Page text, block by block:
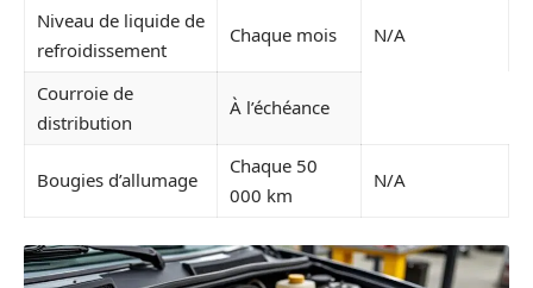
Niveau de liquide de
refroidissement
Chaque mois N/A
Courroie de
distribution
À l’échéance
Bougies d’allumage
Chaque 50
000 km
N/A